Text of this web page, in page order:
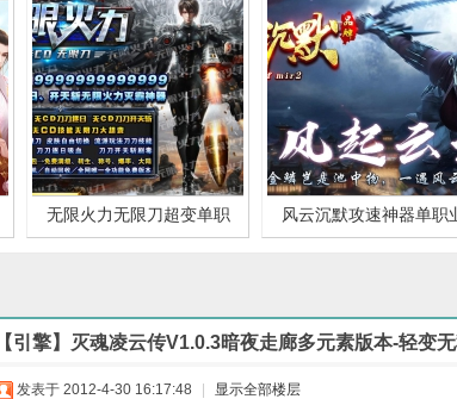
无限火力无限刀超变单职
风云沉默攻速神器单职
【引擎】灭魂凌云传V1.0.3暗夜走廊多元素版本-轻变
发表于 2012-4-30 16:17:48 显示全部楼层